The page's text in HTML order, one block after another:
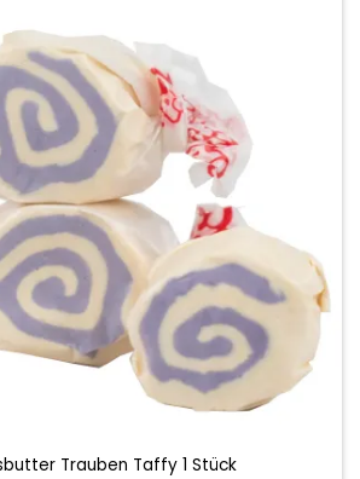
Trauben Taffy 1 Stück